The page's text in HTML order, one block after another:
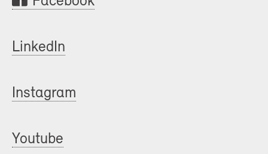
LinkedIn
Instagram
Youtube